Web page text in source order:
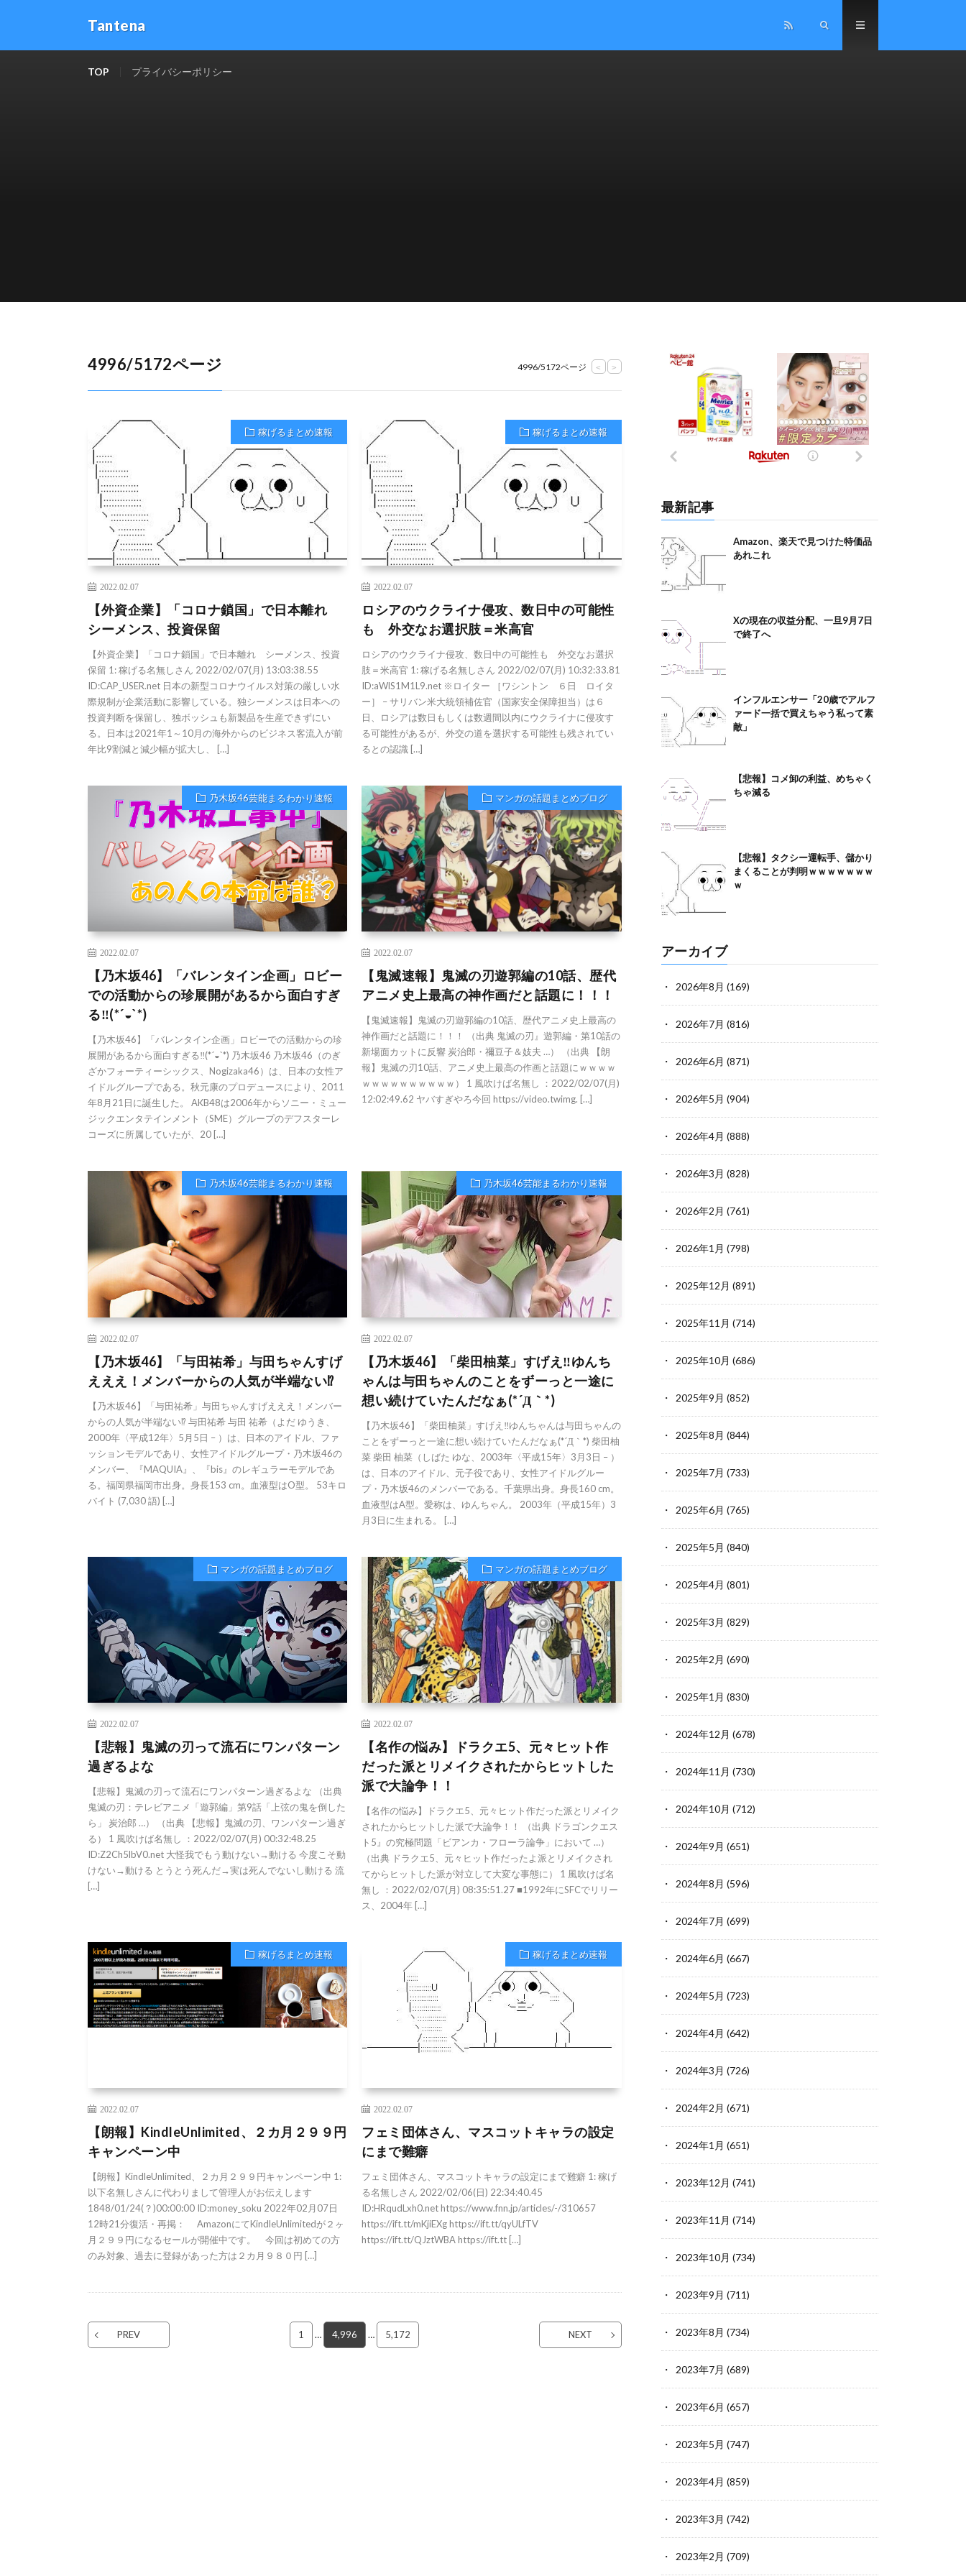
Tantena
TOP プライバシーポリシー
4996/5172ページ 4996/5172ページ < >
稼げるまとめ速報
2022.02.07
【外資企業】「コロナ鎖国」で日本離れ
シーメンス、投資保留
【外資企業】「コロナ鎖国」で日本離れ シーメンス、投資
保留 1: 稼げる名無しさん 2022/02/07(月) 13:03:38.55
ID:CAP_USER.net 日本の新型コロナウイルス対策の厳しい水
際規制が企業活動に影響している。独シーメンスは日本への
投資判断を保留し、独ボッシュも新製品を生産できずにい
る。日本は2021年1～10月の海外からのビジネス客流入が前
年比9割減と減少幅が拡大し、 […]
稼げるまとめ速報
2022.02.07
ロシアのウクライナ侵攻、数日中の可能性
も 外交なお選択肢＝米高官
ロシアのウクライナ侵攻、数日中の可能性も 外交なお選択
肢＝米高官 1: 稼げる名無しさん 2022/02/07(月) 10:32:33.81
ID:aWlS1M1L9.net ※ロイター ［ワシントン ６日 ロイタ
ー］ – サリバン米大統領補佐官（国家安全保障担当）は６
日、ロシアは数日もしくは数週間以内にウクライナに侵攻す
る可能性があるが、外交の道を選択する可能性も残されてい
るとの認識 […]
乃木坂46芸能まるわかり速報
2022.02.07
【乃木坂46】「バレンタイン企画」ロビー
での活動からの珍展開があるから面白すぎ
る‼︎(*´◒`*)
【乃木坂46】「バレンタイン企画」ロビーでの活動からの珍
展開があるから面白すぎる‼︎(*´◒`*) 乃木坂46 乃木坂46（のぎ
ざかフォーティーシックス、Nogizaka46）は、日本の女性ア
イドルグループである。秋元康のプロデュースにより、2011
年8月21日に誕生した。 AKB48は2006年からソニー・ミュー
ジックエンタテインメント（SME）グループのデフスターレ
コーズに所属していたが、20 […]
マンガの話題まとめブログ
2022.02.07
【鬼滅速報】鬼滅の刃遊郭編の10話、歴代
アニメ史上最高の神作画だと話題に！！！
【鬼滅速報】鬼滅の刃遊郭編の10話、歴代アニメ史上最高の
神作画だと話題に！！！ （出典 鬼滅の刃』遊郭編・第10話の
新場面カットに反響 炭治郎・禰豆子＆妓夫 …） （出典 【朗
報】鬼滅の刃10話、アニメ史上最高の作画と話題にｗｗｗｗ
ｗｗｗｗｗｗｗｗｗｗ） 1 風吹けば名無し ：2022/02/07(月)
12:02:49.62 ヤバすぎやろ今回 https://video.twimg. […]
乃木坂46芸能まるわかり速報
2022.02.07
【乃木坂46】「与田祐希」与田ちゃんすげ
えええ！メンバーからの人気が半端ない⁉︎
【乃木坂46】「与田祐希」与田ちゃんすげえええ！メンバー
からの人気が半端ない⁉︎ 与田祐希 与田 祐希（よだ ゆうき、
2000年〈平成12年〉5月5日 – ）は、日本のアイドル、ファ
ッションモデルであり、女性アイドルグループ・乃木坂46の
メンバー、『MAQUIA』、『bis』のレギュラーモデルであ
る。福岡県福岡市出身。身長153 cm。血液型はO型。 53キロ
バイト (7,030 語) […]
乃木坂46芸能まるわかり速報
2022.02.07
【乃木坂46】「柴田柚菜」すげえ‼︎ゆんち
ゃんは与田ちゃんのことをずーっと一途に
想い続けていたんだなぁ(*´Д｀*)
【乃木坂46】「柴田柚菜」すげえ‼︎ゆんちゃんは与田ちゃんの
ことをずーっと一途に想い続けていたんだなぁ(*´Д｀*) 柴田柚
菜 柴田 柚菜（しばた ゆな、2003年〈平成15年〉3月3日 – ）
は、日本のアイドル、元子役であり、女性アイドルグルー
プ・乃木坂46のメンバーである。千葉県出身。身長160 cm。
血液型はA型。愛称は、ゆんちゃん。 2003年（平成15年）3
月3日に生まれる。 […]
マンガの話題まとめブログ
2022.02.07
【悲報】鬼滅の刃って流石にワンパターン
過ぎるよな
【悲報】鬼滅の刃って流石にワンパターン過ぎるよな （出典
鬼滅の刃：テレビアニメ「遊郭編」第9話「上弦の鬼を倒した
ら」 炭治郎 …） （出典 【悲報】鬼滅の刃、ワンパターン過ぎ
る） 1 風吹けば名無し ：2022/02/07(月) 00:32:48.25
ID:Z2Ch5lbV0.net 大怪我でもう動けない→動ける 今度こそ動
けない→動ける とうとう死んだ→実は死んでないし動ける 流
[…]
マンガの話題まとめブログ
2022.02.07
【名作の悩み】ドラクエ5、元々ヒット作
だった派とリメイクされたからヒットした
派で大論争！！
【名作の悩み】ドラクエ5、元々ヒット作だった派とリメイク
されたからヒットした派で大論争！！ （出典 ドラゴンクエス
ト5』の究極問題「ビアンカ・フローラ論争」において …）
（出典 ドラクエ5、元々ヒット作だったよ派とリメイクされ
てからヒットした派が対立して大変な事態に） 1 風吹けば名
無し ：2022/02/07(月) 08:35:51.27 ■1992年にSFCでリリー
ス、2004年 […]
稼げるまとめ速報
2022.02.07
【朗報】KindleUnlimited、２カ月２９９円
キャンペーン中
【朗報】KindleUnlimited、２カ月２９９円キャンペーン中 1:
以下名無しさんに代わりまして管理人がお伝えします
1848/01/24(？)00:00:00 ID:money_soku 2022年02月07日
12時21分復活・再掲： AmazonにてKindleUnlimitedが２ヶ
月２９９円になるセールが開催中です。 今回は初めての方
のみ対象、過去に登録があった方は２カ月９８０円 […]
稼げるまとめ速報
2022.02.07
フェミ団体さん、マスコットキャラの設定
にまで難癖
フェミ団体さん、マスコットキャラの設定にまで難癖 1: 稼げ
る名無しさん 2022/02/06(日) 22:34:40.45
ID:HRqudLxh0.net https://www.fnn.jp/articles/-/310657
https://ift.tt/mKjiEXg https://ift.tt/qyULfTV
https://ift.tt/QJztWBA https://ift.tt […]
PREV 1 … 4,996 … 5,172 NEXT
最新記事
Amazon、楽天で見つけた特価品
あれこれ
Xの現在の収益分配、一旦9月7日
で終了へ
インフルエンサー「20歳でアルフ
ァード一括で買えちゃう私って素
敵」
【悲報】コメ卸の利益、めちゃく
ちゃ減る
【悲報】タクシー運転手、儲かり
まくることが判明ｗｗｗｗｗｗｗ
ｗ
アーカイブ
2026年8月 (169)
2026年7月 (816)
2026年6月 (871)
2026年5月 (904)
2026年4月 (888)
2026年3月 (828)
2026年2月 (761)
2026年1月 (798)
2025年12月 (891)
2025年11月 (714)
2025年10月 (686)
2025年9月 (852)
2025年8月 (844)
2025年7月 (733)
2025年6月 (765)
2025年5月 (840)
2025年4月 (801)
2025年3月 (829)
2025年2月 (690)
2025年1月 (830)
2024年12月 (678)
2024年11月 (730)
2024年10月 (712)
2024年9月 (651)
2024年8月 (596)
2024年7月 (699)
2024年6月 (667)
2024年5月 (723)
2024年4月 (642)
2024年3月 (726)
2024年2月 (671)
2024年1月 (651)
2023年12月 (741)
2023年11月 (714)
2023年10月 (734)
2023年9月 (711)
2023年8月 (734)
2023年7月 (689)
2023年6月 (657)
2023年5月 (747)
2023年4月 (859)
2023年3月 (742)
2023年2月 (709)